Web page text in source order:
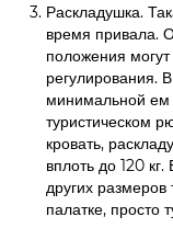
Раскладушка.
время привала.
положения
регулирования.
минимальной
туристическом
кровать,
вплоть до 120
других
палатке, просто